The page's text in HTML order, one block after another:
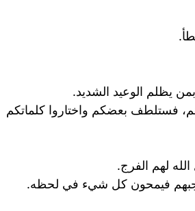
يظلم الوعيد الشديد.
فستلطف بعضكم واختاروا كلماتكم
لهم الفرج.
فيمحون كل شيء في لحظه.